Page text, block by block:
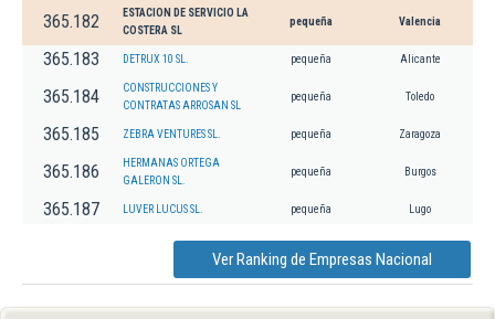
365.182
ESTACION DE SERVICIO LA
COSTERA SL
pequeña Valencia
365.183 DETRUX 10 SL. pequeña Alicante
365.184
CONSTRUCCIONES Y
CONTRATAS ARROSAN SL
pequeña Toledo
365.185 ZEBRA VENTURES SL. pequeña Zaragoza
365.186
HERMANAS ORTEGA
GALERON SL.
pequeña Burgos
365.187 LUVER LUCUS SL. pequeña Lugo
Ver Ranking de Empresas Nacional